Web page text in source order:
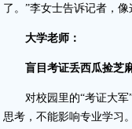
了。”李女士告诉记者，
大学老师：
盲目考证丢西瓜捡芝
对校园里的“考证大军”
思考，不能影响专业学习